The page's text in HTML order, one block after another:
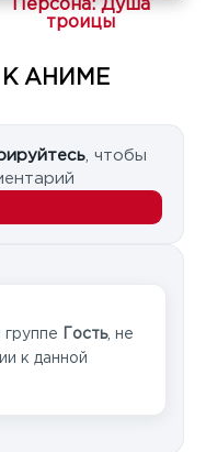
Персона: Душа
троицы
АНИМЕ
, чтобы
группе Гость, не
к данной